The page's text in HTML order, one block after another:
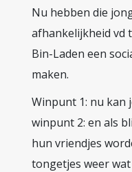
Nu hebben die
afhankelijkheid vd
Bin-Laden een
maken.
Winpunt 1: nu kan
winpunt 2: en als
hun vriendjes
tongetjes weer